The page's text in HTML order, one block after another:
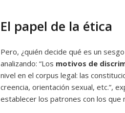
El papel de la ética
Pero, ¿quién decide qué es un
analizando: “Los motivos de
nivel en el corpus legal: las
creencia, orientación sexual, etc.”,
establecer los patrones con los que